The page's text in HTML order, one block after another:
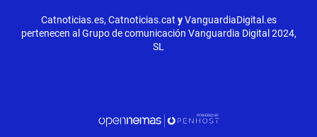
Catnoticias.es, Catnoticias.cat yVanguardiaDigital.es
pertenecen al Grupo de comunicación Vanguardia Digital 2024,
SL